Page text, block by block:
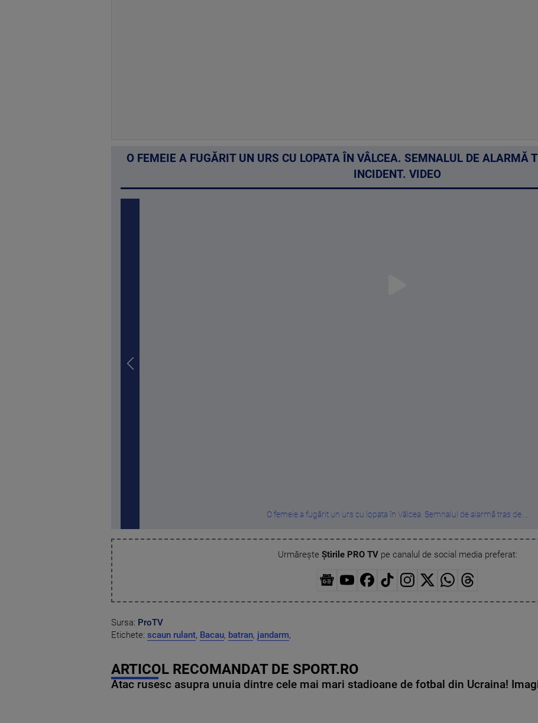
O FEMEIE A FUGĂRIT UN URS CU LOPATA ÎN VÂLCEA. SEMNALUL DE ALARMĂ
INCIDENT. VIDEO
O femeie a fugărit un urs cu lopata în Vâlcea. Semnalul de alarmă tras de ...
Urmărește Știrile PRO TVpe canalul de social media preferat:
Sursa: ProTV
Etichete: scaun rulant, Bacau, batran, jandarm,
ARTICOL RECOMANDAT DE SPORT.RO
Atac rusesc asupra unuia dintre cele mai mari stadioane de fotbal din Ucraina!